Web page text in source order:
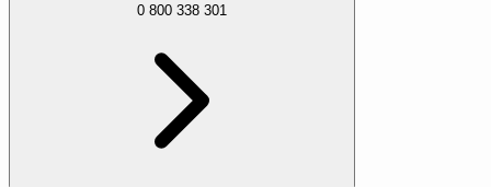
0 800 338 301